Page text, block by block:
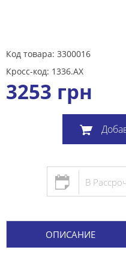
Код товара: 3300016
Кросс-код: 1336.AX
3253 грн
В
ОПИСАНИЕ